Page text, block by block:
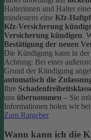
Halterinnen und Halter
mindestens eine Kfz-
Kfz-Versicherung
Versicherung kündigen.
Bestätigung der neuen
Die Kündigung kann in der
Achtung: Bei einer
Grund der Kündigung
automatisch die
Ihre
uns übernommen – Sie
Informationen holen wir
Zum Ratgeber
Wann kann ich die